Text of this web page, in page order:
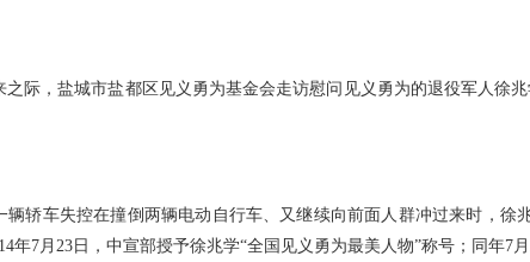
之际，盐城市盐都区见义勇为基金会走访慰问见义勇为的退役军人徐
辆轿车失控在撞倒两辆电动自行车、又继续向前面人群冲过来时，徐
年7月23日，中宣部授予徐兆学“全国见义勇为最美人物”称号；同年7